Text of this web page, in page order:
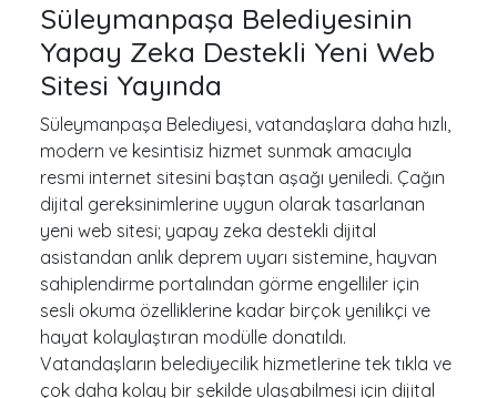
Süleymanpaşa Belediyesinin
Yapay Zeka Destekli Yeni Web
Sitesi Yayında
Süleymanpaşa Belediyesi, vatandaşlara daha hızlı,
modern ve kesintisiz hizmet sunmak amacıyla
resmi internet sitesini baştan aşağı yeniledi. Çağın
dijital gereksinimlerine uygun olarak tasarlanan
yeni web sitesi; yapay zeka destekli dijital
asistandan anlık deprem uyarı sistemine, hayvan
sahiplendirme portalından görme engelliler için
sesli okuma özelliklerine kadar birçok yenilikçi ve
hayat kolaylaştıran modülle donatıldı.
Vatandaşların belediyecilik hizmetlerine tek tıkla ve
çok daha kolay bir şekilde ulaşabilmesi için dijital